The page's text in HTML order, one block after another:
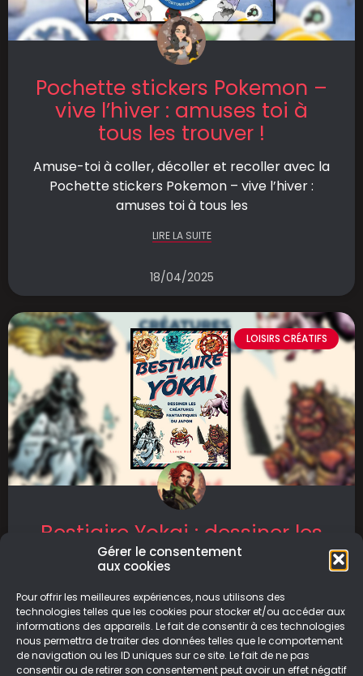
Gérer le consentement
aux cookies
Pour offrir les meilleures expériences, nous utilisons des
technologies telles que les cookies pour stocker et/ou accéder aux
informations des appareils. Le fait de consentir à ces technologies
nous permettra de traiter des données telles que le comportement
de navigation ou les ID uniques sur ce site. Le fait de ne pas
consentir ou de retirer son consentement peut avoir un effet négatif
Pochette stickers Pokemon –
vive l’hiver : amuses toi à
tous les trouver !
Amuse-toi à coller, décoller et recoller avec la
Pochette stickers Pokemon – vive l’hiver :
amuses toi à tous les
LIRE LA SUITE
18/04/2025
LOISIRS CRÉATIFS
Bestiaire Yokai : dessiner les
créatures fantastiques du
Japon
Bestiaire Yokai : dessiner les créatures
fantastiques du Japon est un ouvrage de
Lance Red, publié par 404 éditions